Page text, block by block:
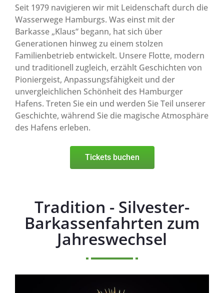
Seit 1979 navigieren wir mit Leidenschaft durch die
Wasserwege Hamburgs. Was einst mit der
Barkasse „Klaus“ begann, hat sich über
Generationen hinweg zu einem stolzen
Familienbetrieb entwickelt. Unsere Flotte, modern
und traditionell zugleich, erzählt Geschichten von
Pioniergeist, Anpassungsfähigkeit und der
unvergleichlichen Schönheit des Hamburger
Hafens. Treten Sie ein und werden Sie Teil unserer
Geschichte, während Sie die magische Atmosphäre
des Hafens erleben.
Tickets buchen
Tradition - Silvester-
Barkassenfahrten zum
Jahreswechsel